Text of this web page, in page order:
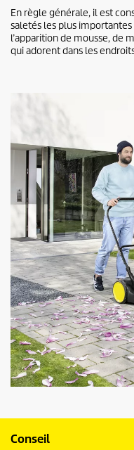
En règle générale, il est
saletés les plus
l’apparition de mousse, de
qui adorent dans les
Conseil